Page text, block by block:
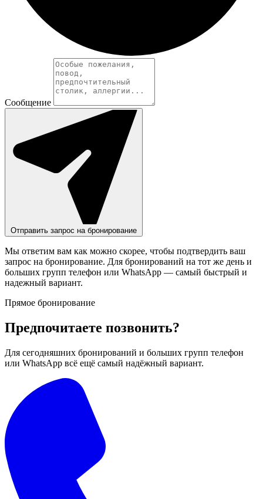
Сообщение
Отправить запрос на бронирование
Мы ответим вам как можно скорее, чтобы подтвердить ваш
запрос на бронирование. Для бронирований на тот же день и
больших групп телефон или WhatsApp — самый быстрый и
надежный вариант.
Прямое бронирование
Предпочитаете позвонить?
Для сегодняшних бронирований и больших групп телефон
или WhatsApp всё ещё самый надёжный вариант.